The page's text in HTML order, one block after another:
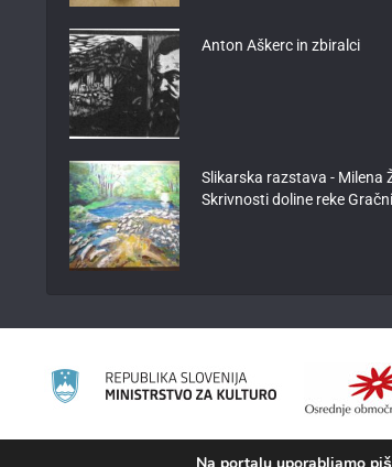
Anton Aškerc in zbiralci
Slikarska razstava - Milena
Skrivnosti doline reke